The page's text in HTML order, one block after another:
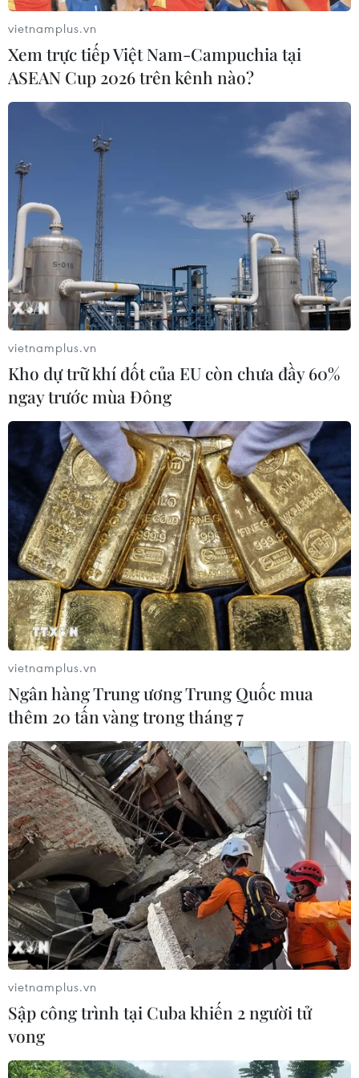
Saudi Arabia: Hỏa hoạn tại ga tàu cao tốc
Haramain
29/09/2019 13:09
Một số máy bay trực thăng đã được huy động tiếp cận
hiện trường. Các nỗ lực dập tắt đám cháy vẫn đang
được thực hiện. Kênh Al Arabiya đưa tin ngọn lửa bùng
phát vào khoảng 12h25 giờ địa phương.
vietnamplus.vn
Xem trực tiếp Việt Nam-Campuchia tại
ASEAN Cup 2026 trên kênh nào?
vietnamplus.vn
Kho dự trữ khí đốt của EU còn chưa đầy 60%
ngay trước mùa Đông
vietnamplus.vn
Ngân hàng Trung ương Trung Quốc mua
thêm 20 tấn vàng trong tháng 7
vietnamplus.vn
Sập công trình tại Cuba khiến 2 người tử
vong